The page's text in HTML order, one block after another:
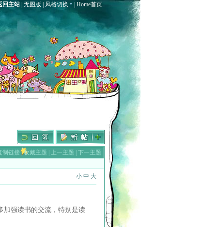
回主站| 无图版 风格切换 Home首页
制链接|收藏主题 | 上一主题 |下一主题
小 中 大
加强读书的交流，特别是读